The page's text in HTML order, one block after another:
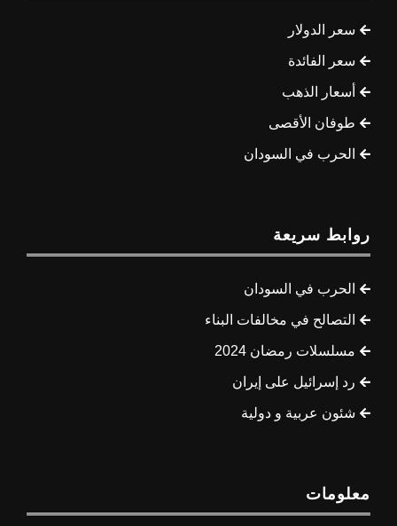
سعر الدولار
سعر الفائدة
أسعار الذهب
طوفان الأقصى
الحرب في السودان
روابط سريعة
الحرب في السودان
التصالح في مخالفات البناء
مسلسلات رمضان 2024
رد إسرائيل على إيران
شئون عربية و دولية
معلومات